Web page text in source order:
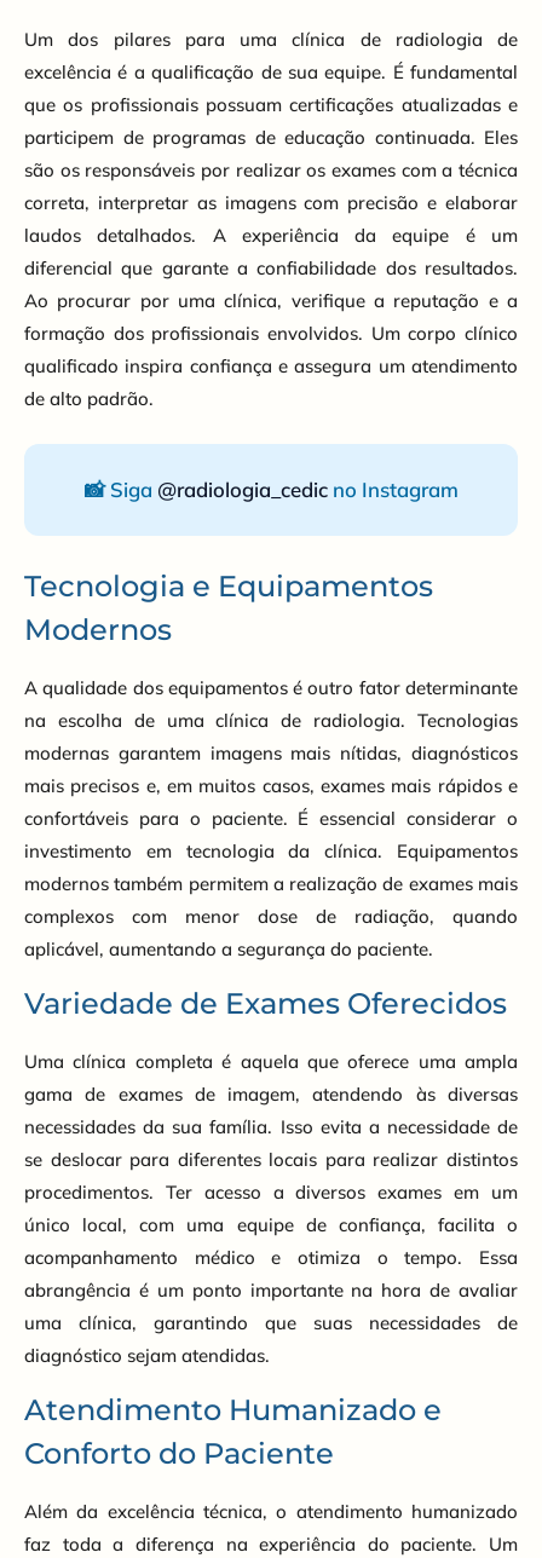
Um dos pilares para uma clínica de radiologia de
excelência é a qualificação de sua equipe. É fundamental
que os profissionais possuam certificações atualizadas e
participem de programas de educação continuada. Eles
são os responsáveis por realizar os exames com a técnica
correta, interpretar as imagens com precisão e elaborar
laudos detalhados. A experiência da equipe é um
diferencial que garante a confiabilidade dos resultados.
Ao procurar por uma clínica, verifique a reputação e a
formação dos profissionais envolvidos. Um corpo clínico
qualificado inspira confiança e assegura um atendimento
de alto padrão.
📸 Siga @radiologia_cedicno Instagram
Tecnologia e Equipamentos
Modernos
A qualidade dos equipamentos é outro fator determinante
na escolha de uma clínica de radiologia. Tecnologias
modernas garantem imagens mais nítidas, diagnósticos
mais precisos e, em muitos casos, exames mais rápidos e
confortáveis para o paciente. É essencial considerar o
investimento em tecnologia da clínica. Equipamentos
modernos também permitem a realização de exames mais
complexos com menor dose de radiação, quando
aplicável, aumentando a segurança do paciente.
Variedade de Exames Oferecidos
Uma clínica completa é aquela que oferece uma ampla
gama de exames de imagem, atendendo às diversas
necessidades da sua família. Isso evita a necessidade de
se deslocar para diferentes locais para realizar distintos
procedimentos. Ter acesso a diversos exames em um
único local, com uma equipe de confiança, facilita o
acompanhamento médico e otimiza o tempo. Essa
abrangência é um ponto importante na hora de avaliar
uma clínica, garantindo que suas necessidades de
diagnóstico sejam atendidas.
Atendimento Humanizado e
Conforto do Paciente
Além da excelência técnica, o atendimento humanizado
faz toda a diferença na experiência do paciente. Um